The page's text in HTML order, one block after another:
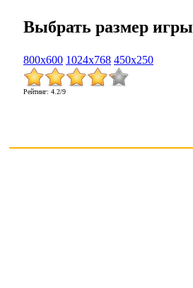
Выбрать размер игры
800x600 1024x768 450x250
Рейтинг: 4.2/9